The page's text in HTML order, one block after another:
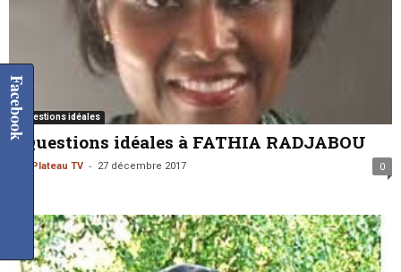
5 Questions idéales
5 Questions idéales à FATHIA RADJABOU
Sud Plateau TV - 27 décembre 2017 0
Facebook